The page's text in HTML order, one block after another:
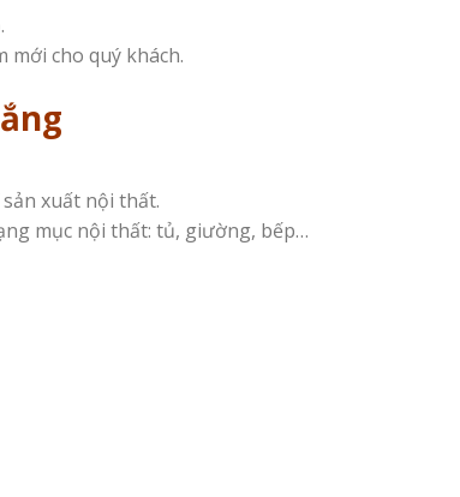
cho quý khách.
xuất nội thất.
mục nội thất: tủ, giường, bếp…